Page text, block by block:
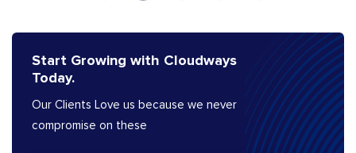
Start Growing with Cloudways
Today.
Our Clients Love us because we never
compromise on these